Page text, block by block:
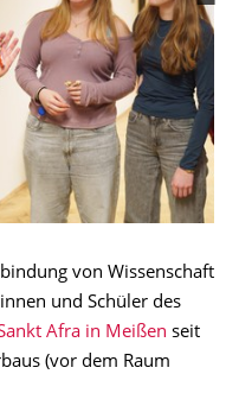
von Wissenschaft
und Schüler des
Afra in Meißen seit
(vor dem Raum